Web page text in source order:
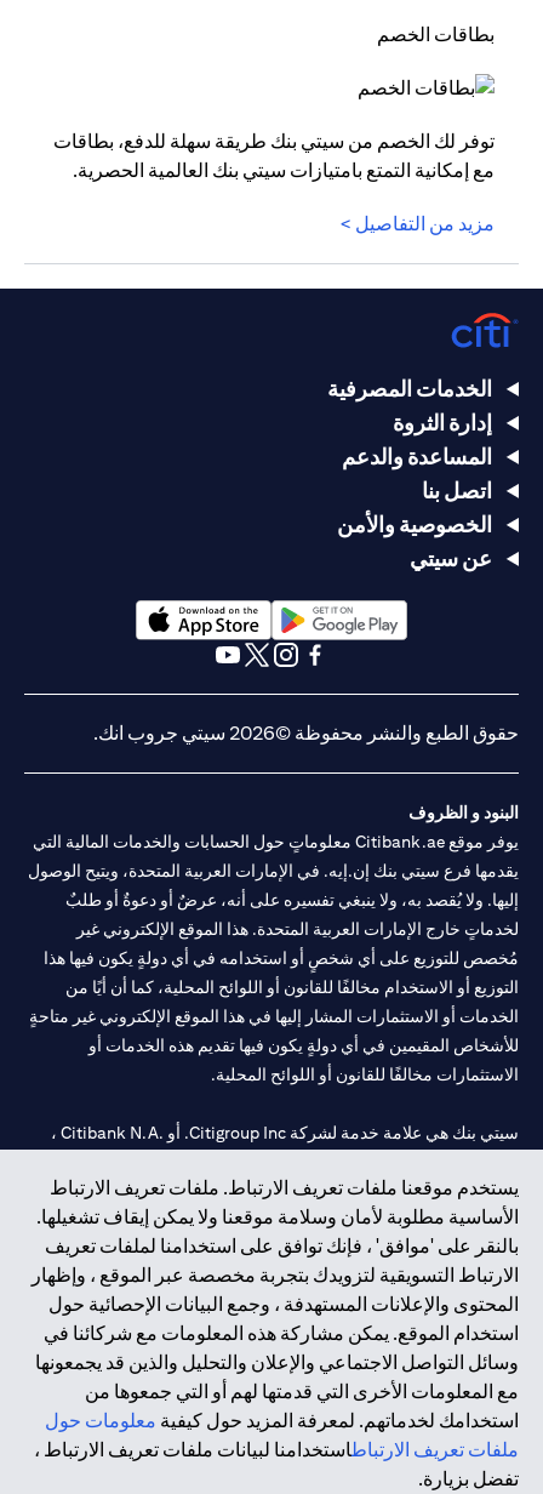
بطاقات الخصم
توفر لك الخصم من سيتي بنك طريقة سهلة للدفع، بطاقات
مع إمكانية التمتع بامتيازات سيتي بنك العالمية الحصرية.
مزيد من التفاصيل >
يستخدم موقعنا ملفات تعريف الارتباط. ملفات تعريف الارتباط
الأساسية مطلوبة لأمان وسلامة موقعنا ولا يمكن إيقاف تشغيلها.
بالنقر على 'موافق' ، فإنك توافق على استخدامنا لملفات تعريف
الارتباط التسويقية لتزويدك بتجربة مخصصة عبر الموقع ، وإظهار
المحتوى والإعلانات المستهدفة ، وجمع البيانات الإحصائية حول
استخدام الموقع. يمكن مشاركة هذه المعلومات مع شركائنا في
وسائل التواصل الاجتماعي والإعلان والتحليل والذين قد يجمعونها
مع المعلومات الأخرى التي قدمتها لهم أو التي جمعوها من
استخدامك لخدماتهم. لمعرفة المزيد حول كيفية معلومات حول
ملفات تعريف الارتباطاستخدامنا لبيانات ملفات تعريف الارتباط ،
تفضل بزيارة.
الخدمات المصرفية
إدارة الثروة
المساعدة والدعم
اتصل بنا
الخصوصية والأمن
عن سيتي
(opens in a new tab)
حقوق الطبع والنشر محفوظة ©2026 سيتي جروب انك.
البنود و الظروف
يوفر موقع Citibank.ae معلوماتٍ حول الحسابات والخدمات المالية التي
يقدمها فرع سيتي بنك إن.إيه. في الإمارات العربية المتحدة، ويتيح الوصول
إليها. ولا يُقصد به، ولا ينبغي تفسيره على أنه، عرضٌ أو دعوةٌ أو طلبٌ
لخدماتٍ خارج الإمارات العربية المتحدة. هذا الموقع الإلكتروني غير
مُخصص للتوزيع على أي شخصٍ أو استخدامه في أي دولةٍ يكون فيها هذا
التوزيع أو الاستخدام مخالفًا للقانون أو اللوائح المحلية، كما أن أيًا من
الخدمات أو الاستثمارات المشار إليها في هذا الموقع الإلكتروني غير متاحةٍ
للأشخاص المقيمين في أي دولةٍ يكون فيها تقديم هذه الخدمات أو
الاستثمارات مخالفًا للقانون أو اللوائح المحلية.
سيتي بنك هي علامة خدمة لشركة Citigroup Inc. أو .Citibank N.A ،
سيتي بنك إن. إيه. الإمارات مسجل لدى مصرف الإمارات المركزي تحت
أرقام التراخيص 202563 لفرع الوصل في دبي، 531989 لفرع مول
الإمارات في دبي، وCN-1002019لفرع أبوظبي. هاتف: 4000 311 04.
فرع سيتي بنك إن إيه - الإمارات العربية المتحدة مرخص من مصرف
الإمارات العربية المتحدة المركزي كفرع لبنك أجنبي.
سيتي بنك إن إيه الإمارات العربية المتحدة مرخص من هيئة الأوراق المالية
والسلع في الإمارات العربية المتحدة ("SCA") للقيام بالنشاط المالي لـ أ)
الاستشارات المالية والتعريف والترويج بموجب ترخيص رقم
20200000097 ب) وسيط تداول في الأسواق الدولية بموجب ترخيص